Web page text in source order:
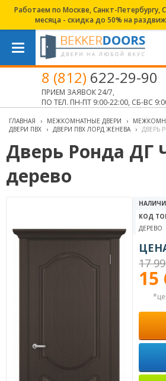
Работаем по Москве, Санкт-Петербургу,
месяца - скидка до 50% на
8 (812) 622-29-90
ПРИЕМ ЗАЯВОК 24/7,
ПО ТЕЛ. ПН-ПТ 9:00-22:00, СБ-ВС
ГЛАВНАЯ › МЕЖКОМНАТНЫЕ ДВЕРИ ›
ДВЕРИ ПВХ
› ДВЕРИ ПВХ ЛОРД ЖЕНЕВА › ДВЕРЬ
Дверь Ронда ДГ
дерево
КОД
ДЕРЕВО
17
15